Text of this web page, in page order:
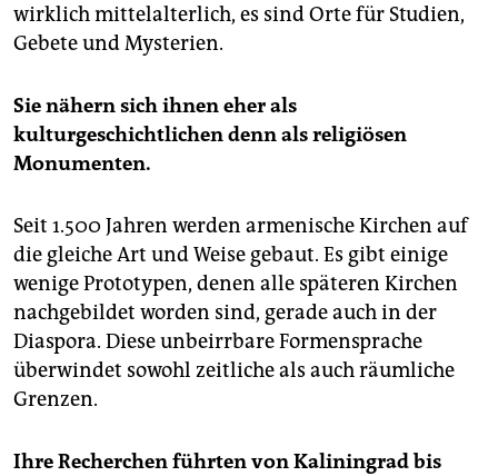
wirklich mittelalterlich, es sind Orte für Studien,
Gebete und Mysterien.
Sie nähern sich ihnen eher als
kulturgeschichtlichen denn als religiösen
Monumenten.
Seit 1.500 Jahren werden armenische Kirchen auf
die gleiche Art und Weise gebaut. Es gibt einige
wenige Prototypen, denen alle späteren Kirchen
nachgebildet worden sind, gerade auch in der
Diaspora. Diese unbeirrbare Formensprache
überwindet sowohl zeitliche als auch räumliche
Grenzen.
Ihre Recherchen führten von Kaliningrad bis